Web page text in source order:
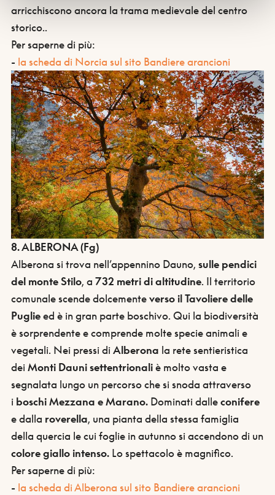
arricchiscono ancora la trama medievale del centro
storico..
Per saperne di più:
- la scheda di Norcia sul sito Bandiere arancioni
8. ALBERONA (Fg)
Alberona si trova nell’appennino Dauno, sulle pendici
del monte Stilo, a 732 metri di altitudine. Il territorio
comunale scende dolcementeverso il Tavoliere delle
Puglieed è in gran parte boschivo. Qui la biodiversità
è sorprendente e comprende molte specie animali e
vegetali. Nei pressi diAlberona la rete sentieristica
deiMonti Dauni settentrionaliè molto vasta e
segnalata lungo un percorso che si snoda attraverso
iboschi Mezzana e Marano. Dominati dalleconifere
e dalla roverella, una pianta della stessa famiglia
della quercia le cui foglie in autunno si accendono di un
colore giallo intenso.Lo spettacolo è magnifico.
Per saperne di più:
- la scheda di Alberona sul sito Bandiere arancioni